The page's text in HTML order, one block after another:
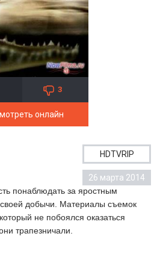
3
онлайн
HDTVRIP
26 марта 2014
понаблюдать за яростным
добычи. Материалы съемок
не побоялся оказаться
трапезничали.